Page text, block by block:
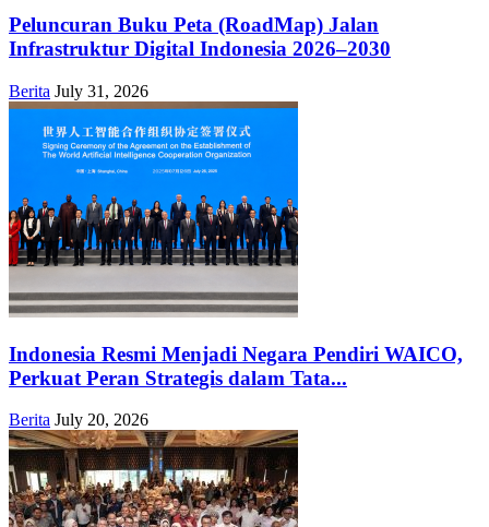
Peluncuran Buku Peta (RoadMap) Jalan
Infrastruktur Digital Indonesia 2026–2030
Berita July 31, 2026
Indonesia Resmi Menjadi Negara Pendiri WAICO,
Perkuat Peran Strategis dalam Tata...
Berita July 20, 2026